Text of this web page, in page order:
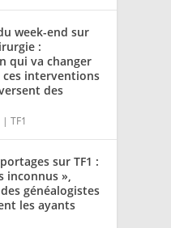
week-end sur
:
qui va changer
ces interventions
des
|TF1
sur TF1 :
inconnus »,
généalogistes
les ayants